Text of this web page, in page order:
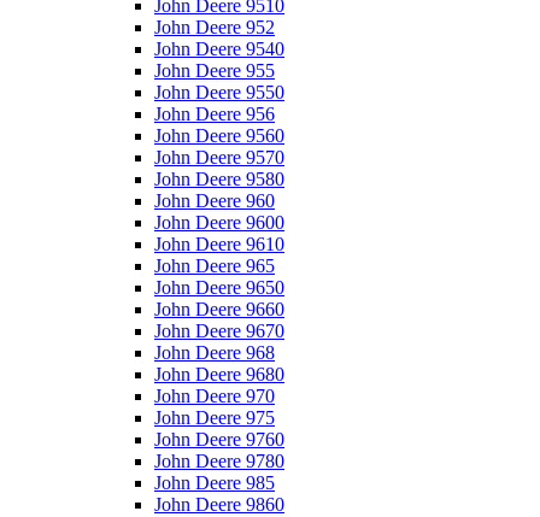
John Deere 9510
John Deere 952
John Deere 9540
John Deere 955
John Deere 9550
John Deere 956
John Deere 9560
John Deere 9570
John Deere 9580
John Deere 960
John Deere 9600
John Deere 9610
John Deere 965
John Deere 9650
John Deere 9660
John Deere 9670
John Deere 968
John Deere 9680
John Deere 970
John Deere 975
John Deere 9760
John Deere 9780
John Deere 985
John Deere 9860